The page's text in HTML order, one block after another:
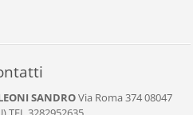
SANDROVia Roma 37408047